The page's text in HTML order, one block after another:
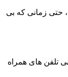
حتی زمانی که بی
تلفن های همراه